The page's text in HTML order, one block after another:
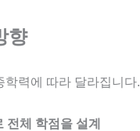
향
학력에 따라 달라집니다.
체 학점을 설계